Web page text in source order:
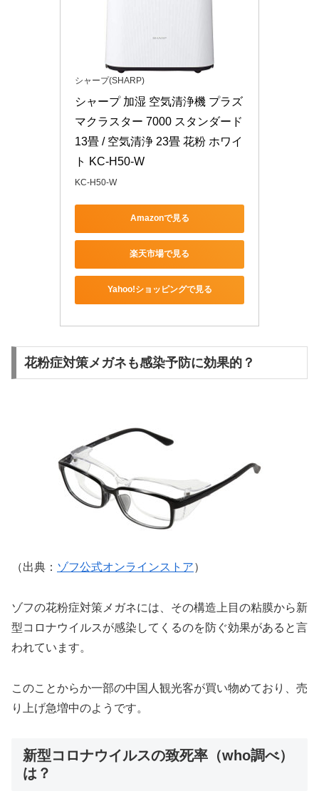
シャープ(SHARP)
シャープ 加湿 空気清浄機 プラズ
マクラスター 7000 スタンダード
13畳 / 空気清浄 23畳 花粉 ホワイ
ト KC-H50-W
KC-H50-W
Amazonで見る
楽天市場で見る
Yahoo!ショッピングで見る
花粉症対策メガネも感染予防に効果的？
（出典： ゾフ公式オンラインストア）
ゾフの花粉症対策メガネには、その構造上目の粘膜から新
型コロナウイルスが感染してくるのを防ぐ効果があると言
われています。
このことからか一部の中国人観光客が買い物めており、売
り上げ急増中のようです。
新型コロナウイルスの致死率（who調べ）
は？